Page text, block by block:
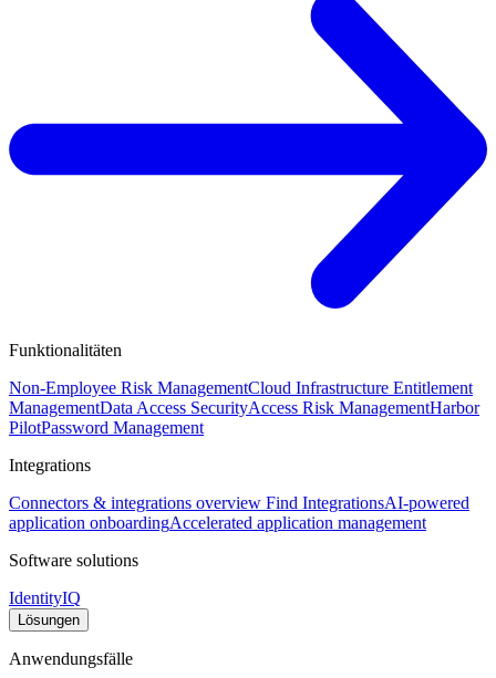
Funktionalitäten
Non-Employee Risk ManagementCloud Infrastructure Entitlement
ManagementData Access SecurityAccess Risk ManagementHarbor
PilotPassword Management
Integrations
Connectors & integrations overview Find IntegrationsAI-powered
application onboardingAccelerated application management
Software solutions
IdentityIQ
Lösungen
Anwendungsfälle